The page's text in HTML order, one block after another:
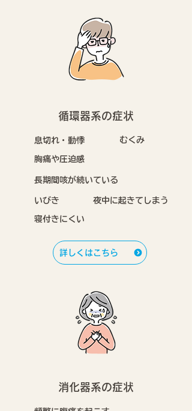
循環器系の症状
息切れ・動悸 むくみ
胸痛や圧迫感
長期間咳が続いている
いびき 夜中に起きてしまう
寝付きにくい
詳しくはこちら
消化器系の症状